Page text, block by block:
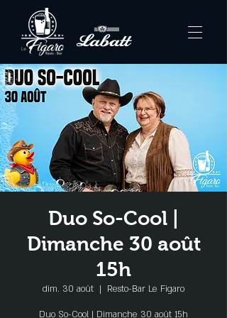
Duo So-Cool |
Dimanche 30 août
15h
dim. 30 août
  |
Resto-Bar Le Figaro
Duo So-Cool | Dimanche 30 août 15h